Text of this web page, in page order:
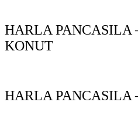
HARLA PANCASILA
KONUT
HARLA PANCASILA